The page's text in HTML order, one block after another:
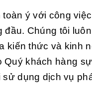
ý với công
đầu. Chúng tôi
kiến thức và kinh
Quý khách hàng
sử dụng dịch vụ